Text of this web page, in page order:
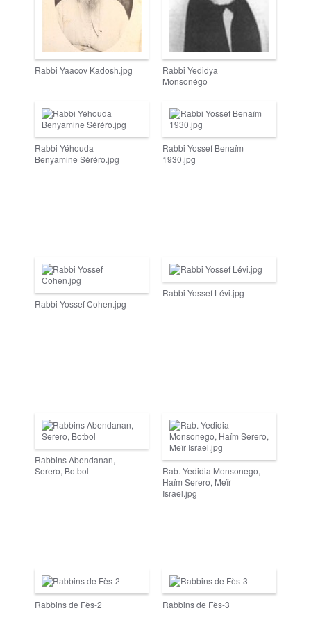
Rabbi Yaacov Kadosh.jpg
Rabbi Yedidya
Monsonégo
Rabbi Yéhouda
Benyamine Séréro.jpg
Rabbi Yossef Benaïm
1930.jpg
Rabbi Yossef Cohen.jpg
Rabbi Yossef Lévi.jpg
Rabbins Abendanan,
Serero, Botbol
Rab. Yedidia Monsonego,
Haïm Serero, Meïr
Israel.jpg
Rabbins de Fès-2 Rabbins de Fès-3